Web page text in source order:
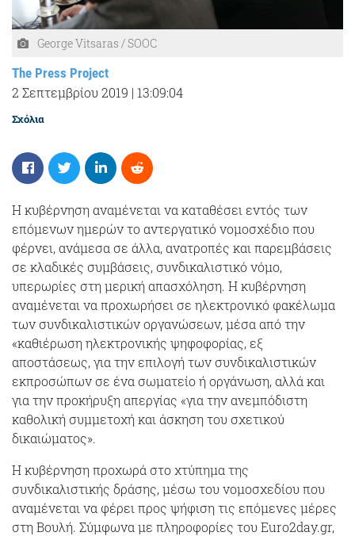
George Vitsaras / SOOC
The Press Project
2 Σεπτεμβρίου 2019 | 13:09:04
Σχόλια
Η κυβέρνηση αναμένεται να καταθέσει εντός των
επόμενων ημερών το αντεργατικό νομοσχέδιο που
φέρνει, ανάμεσα σε άλλα, ανατροπές και παρεμβάσεις
σε κλαδικές συμβάσεις, συνδικαλιστικό νόμο,
υπερωρίες στη μερική απασχόληση. Η κυβέρνηση
αναμένεται να προχωρήσει σε ηλεκτρονικό φακέλωμα
των συνδικαλιστικών οργανώσεων, μέσα από την
«καθιέρωση ηλεκτρονικής ψηφοφορίας, εξ
αποστάσεως, για την επιλογή των συνδικαλιστικών
εκπροσώπων σε ένα σωματείο ή οργάνωση, αλλά και
για την προκήρυξη απεργίας «για την ανεμπόδιστη
καθολική συμμετοχή και άσκηση του σχετικού
δικαιώματος».
Η κυβέρνηση προχωρά στο χτύπημα της
συνδικαλιστικής δράσης, μέσω του νομοσχεδίου που
αναμένεται να φέρει προς ψήφιση τις επόμενες μέρες
στη Βουλή. Σύμφωνα με πληροφορίες του Euro2day.gr,